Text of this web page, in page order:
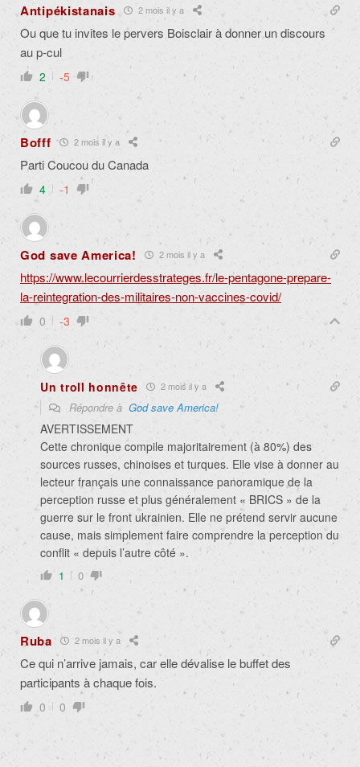
Antipékistanais 2 mois il y a
Ou que tu invites le pervers Boisclair à donner un discours
au p-cul
2 -5
Bofff 2 mois il y a
Parti Coucou du Canada
4 -1
God save America! 2 mois il y a
https://www.lecourrierdesstrateges.fr/le-pentagone-prepare-
la-reintegration-des-militaires-non-vaccines-covid/
0 -3
Un troll honnête 2 mois il y a
Répondre à God save America!
AVERTISSEMENT
Cette chronique compile majoritairement (à 80%) des
sources russes, chinoises et turques. Elle vise à donner au
lecteur français une connaissance panoramique de la
perception russe et plus généralement « BRICS » de la
guerre sur le front ukrainien. Elle ne prétend servir aucune
cause, mais simplement faire comprendre la perception du
conflit « depuis l’autre côté ».
1 0
Ruba 2 mois il y a
Ce qui n’arrive jamais, car elle dévalise le buffet des
participants à chaque fois.
0 0